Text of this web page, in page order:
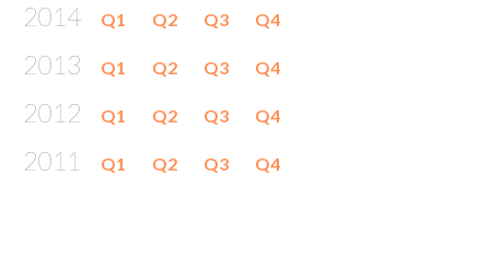
2014 Q1 Q2 Q3 Q4
2013 Q1 Q2 Q3 Q4
2012 Q1 Q2 Q3 Q4
2011 Q1 Q2 Q3 Q4